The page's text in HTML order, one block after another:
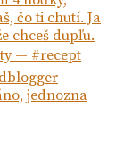
jednozna